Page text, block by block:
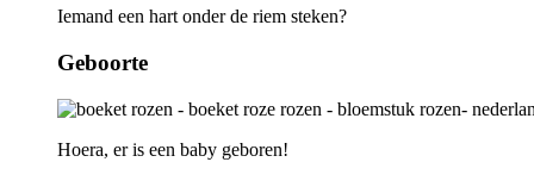
Iemand een hart onder de riem steken?
Geboorte
Hoera, er is een baby geboren!